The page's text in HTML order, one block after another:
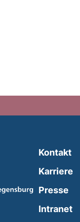
Kontakt
Karriere
Presse
Intranet